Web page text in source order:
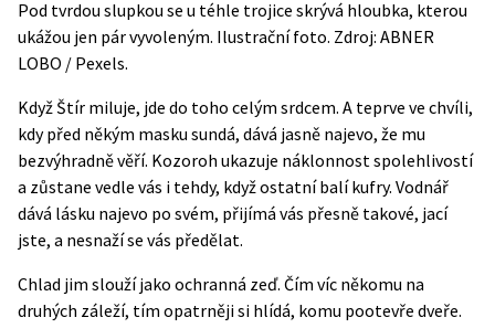
Pod tvrdou slupkou se u téhle trojice skrývá hloubka, kterou
ukážou jen pár vyvoleným. Ilustrační foto. Zdroj: ABNER
LOBO / Pexels.
Když Štír miluje, jde do toho celým srdcem. A teprve ve chvíli,
kdy před někým masku sundá, dává jasně najevo, že mu
bezvýhradně věří. Kozoroh ukazuje náklonnost spolehlivostí
a zůstane vedle vás i tehdy, když ostatní balí kufry. Vodnář
dává lásku najevo po svém, přijímá vás přesně takové, jací
jste, a nesnaží se vás předělat.
Chlad jim slouží jako ochranná zeď. Čím víc někomu na
druhých záleží, tím opatrněji si hlídá, komu pootevře dveře.